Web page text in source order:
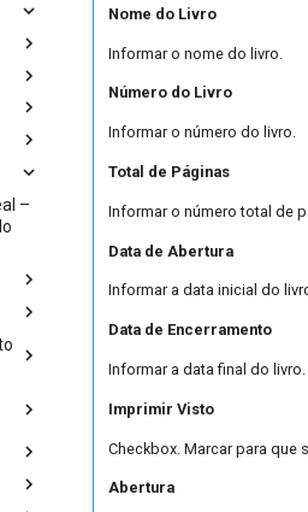
–
Nome do Livro
Informar o nome do livro.
Número do Livro
Informar o número do livro.
Total de Páginas
Informar o número total de
Data de Abertura
Informar a data inicial do
Data de Encerramento
Informar a data final do livro.
Imprimir Visto
Checkbox. Marcar para que
Abertura